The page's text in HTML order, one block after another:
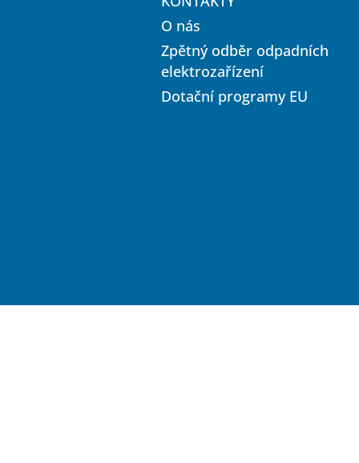
O nás
Zpětný odběr odpadních
elektrozařízení
Dotační programy EU